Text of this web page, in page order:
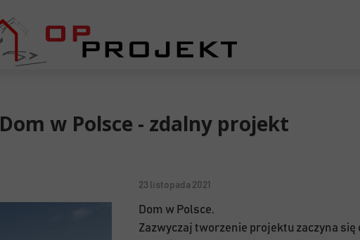
23 listopada 2021
Dom w Polsce.
Zazwyczaj tworzenie projektu zaczyna
Dom w Polsce - zdalny projekt